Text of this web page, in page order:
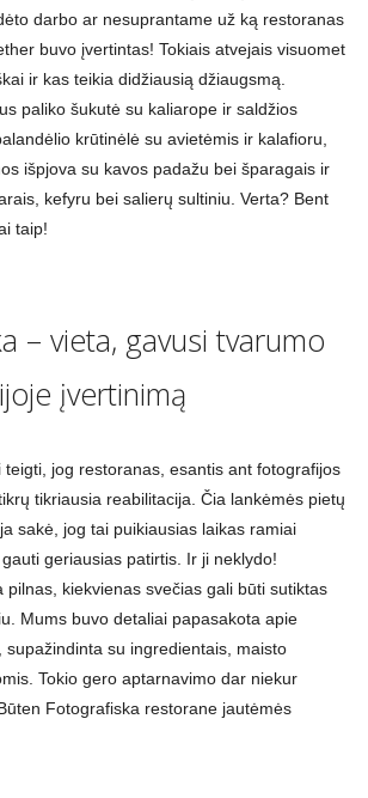
darbo ar nesuprantame už ką restoranas
buvo įvertintas! Tokiais atvejais visuomet
ir kas teikia didžiausią džiaugsmą.
paliko šukutė su kaliarope ir saldžios
krūtinėlė su avietėmis ir kalafioru,
išpjova su kavos padažu bei šparagais ir
kefyru bei salierų sultiniu. Verta? Bent
taip!
– vieta, gavusi tvarumo
įvertinimą
teigti, jog restoranas, esantis ant fotografijos
tikriausia reabilitacija. Čia lankėmės pietų
sakė, jog tai puikiausias laikas ramiai
geriausias patirtis. Ir ji neklydo!
pilnas, kiekvienas svečias gali būti sutiktas
Mums buvo detaliai papasakota apie
supažindinta su ingredientais, maisto
Tokio gero aptarnavimo dar niekur
Fotografiska restorane jautėmės